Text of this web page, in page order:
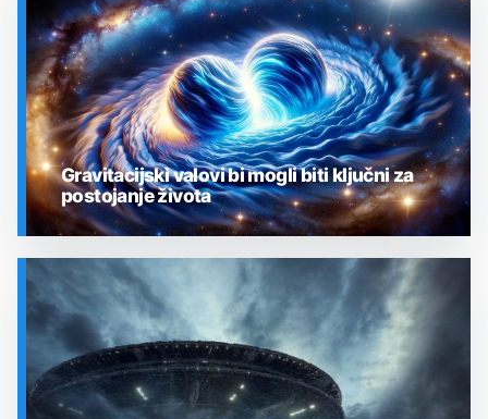
SVEMIR
Gravitacijski valovi bi mogli biti ključni za
postojanje života